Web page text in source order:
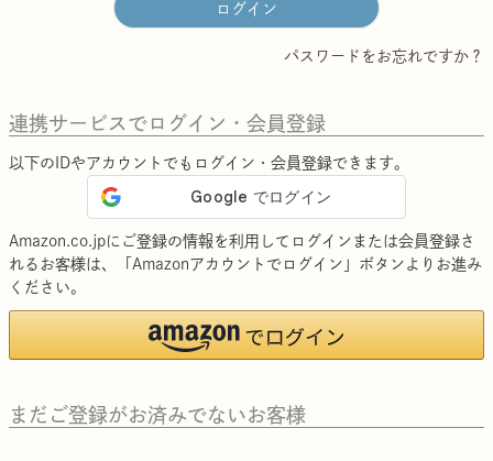
ログイン
パスワードをお忘れですか？
連携サービスでログイン・会員登録
以下のIDやアカウントでもログイン・会員登録できます。
Amazon.co.jpにご登録の情報を利用してログインまたは会員登録さ
れるお客様は、「Amazonアカウントでログイン」ボタンよりお進み
ください。
まだご登録がお済みでないお客様